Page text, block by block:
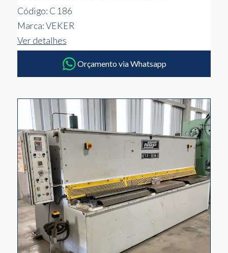
Código: C 186
Marca: VEKER
Ver detalhes
Orçamento via Whatsapp